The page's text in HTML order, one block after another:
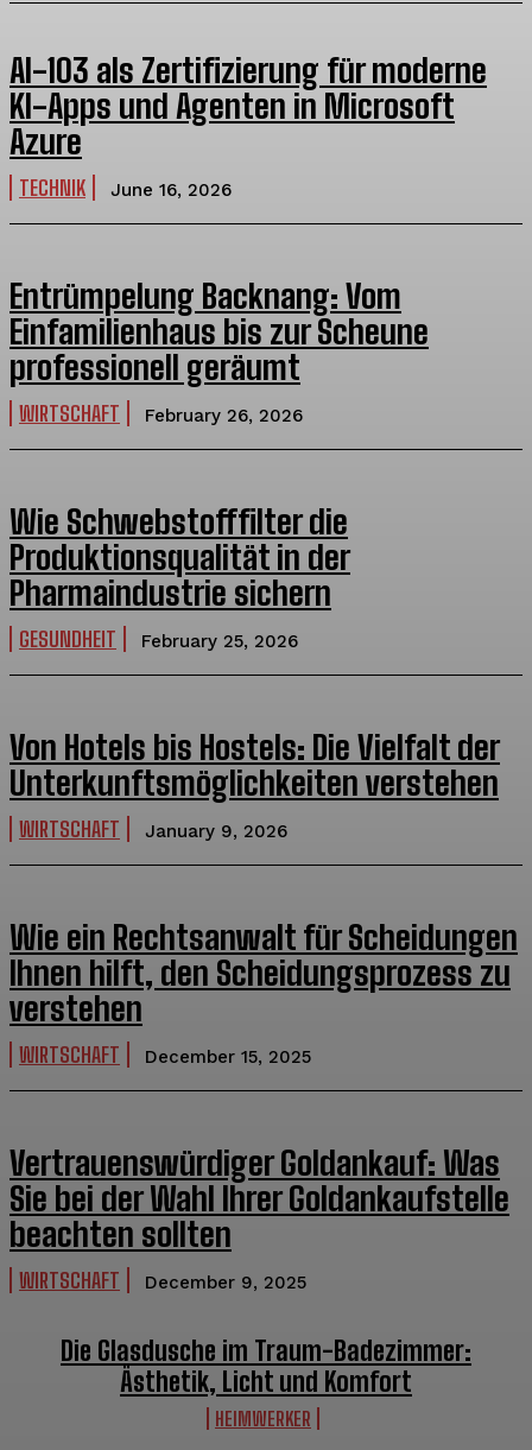
AI-103 als Zertifizierung für moderne
KI-Apps und Agenten in Microsoft
Azure
TECHNIK June 16, 2026
Entrümpelung Backnang: Vom
Einfamilienhaus bis zur Scheune
professionell geräumt
WIRTSCHAFT February 26, 2026
Wie Schwebstofffilter die
Produktionsqualität in der
Pharmaindustrie sichern
GESUNDHEIT February 25, 2026
Von Hotels bis Hostels: Die Vielfalt der
Unterkunftsmöglichkeiten verstehen
WIRTSCHAFT January 9, 2026
Wie ein Rechtsanwalt für Scheidungen
Ihnen hilft, den Scheidungsprozess zu
verstehen
WIRTSCHAFT December 15, 2025
Vertrauenswürdiger Goldankauf: Was
Sie bei der Wahl Ihrer Goldankaufstelle
beachten sollten
WIRTSCHAFT December 9, 2025
Die Glasdusche im Traum-Badezimmer:
Ästhetik, Licht und Komfort
HEIMWERKER